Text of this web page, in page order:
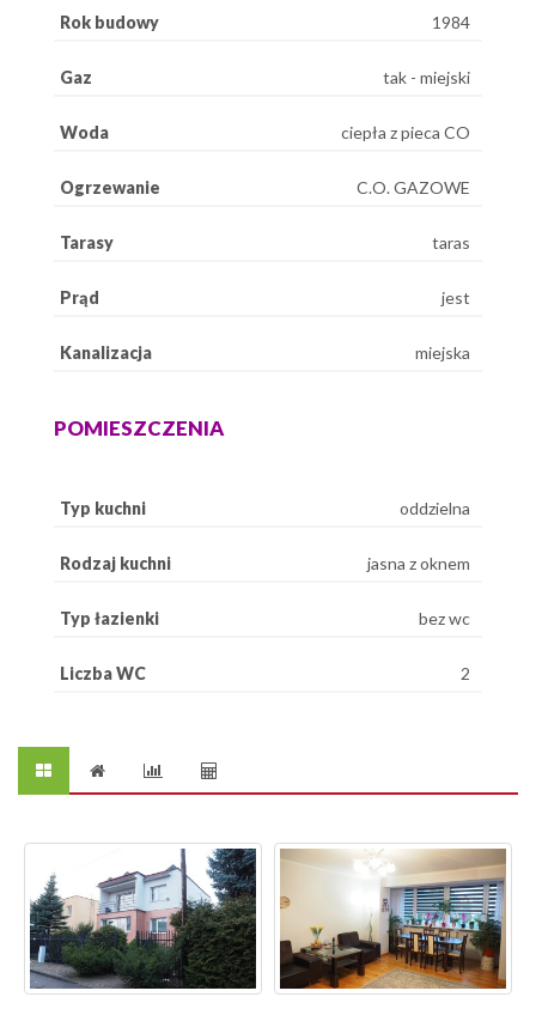
Rok budowy 1984
Gaz tak - miejski
Woda ciepła z pieca CO
Ogrzewanie C.O. GAZOWE
Tarasy taras
Prąd jest
Kanalizacja miejska
POMIESZCZENIA
Typ kuchni oddzielna
Rodzaj kuchni jasna z oknem
Typ łazienki bez wc
Liczba WC 2